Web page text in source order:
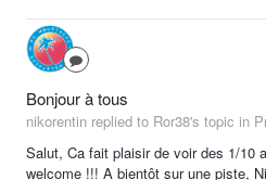
Bonjour à tous
nikorentin replied to Ror38's topic in
Salut, Ca fait plaisir de voir des 1/10
welcome !!! A bientôt sur une piste,